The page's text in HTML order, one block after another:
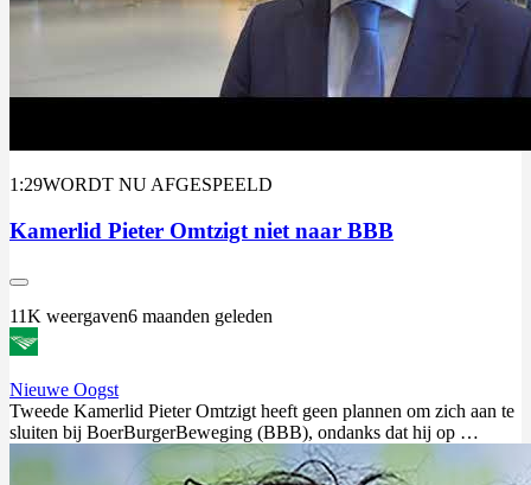
1:29WORDT NU AFGESPEELD
Kamerlid Pieter Omtzigt niet naar BBB
11K weergaven6 maanden geleden
Nieuwe Oogst
Tweede Kamerlid PieterOmtzigt heeft geen plannen om zich aan te
sluiten bij BoerBurgerBeweging (BBB), ondanks dat hij op …